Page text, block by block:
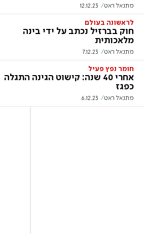
מתנאל ראט 12.12.23
לראשונה בעולם
חוק בברזיל נכתב על ידי בינה
מלאכותית
מתנאל ראט 7.12.23
חומר נפץ פעיל
אחרי 40 שנה: קישוט הגינה התגלה
כפגז
מתנאל ראט 6.12.23